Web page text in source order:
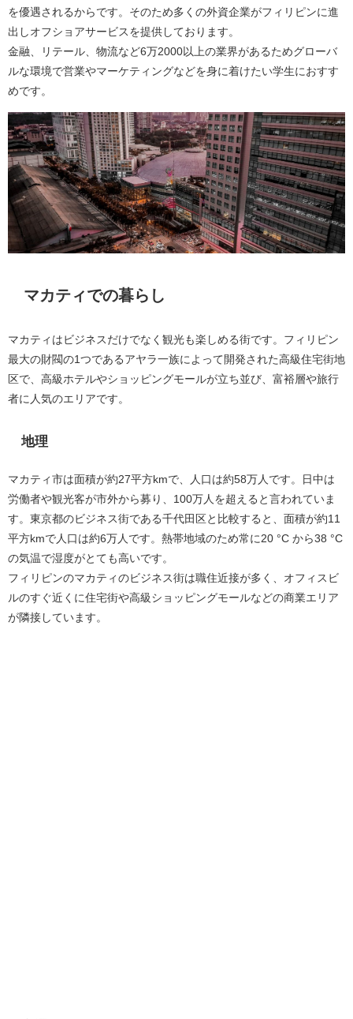
を優遇されるからです。そのため多くの外資企業がフィリピンに進
出しオフショアサービスを提供しております。
金融、リテール、物流など6万2000以上の業界があるためグローバ
ルな環境で営業やマーケティングなどを身に着けたい学生におすす
めです。
マカティでの暮らし
マカティはビジネスだけでなく観光も楽しめる街です。フィリピン
最大の財閥の1つであるアヤラ一族によって開発された高級住宅街地
区で、高級ホテルやショッピングモールが立ち並び、富裕層や旅行
者に人気のエリアです。
地理
マカティ市は面積が約27平方kmで、人口は約58万人です。日中は
労働者や観光客が市外から募り、100万人を超えると言われていま
す。東京都のビジネス街である千代田区と比較すると、面積が約11
平方kmで人口は約6万人です。熱帯地域のため常に20 °C から38 °C
の気温で湿度がとても高いです。
フィリピンのマカティのビジネス街は職住近接が多く、オフィスビ
ルのすぐ近くに住宅街や高級ショッピングモールなどの商業エリア
が隣接しています。